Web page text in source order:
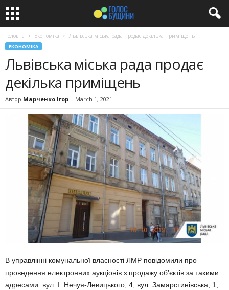
Головна Економіка Львівська міська рада продає декілька приміщень
ЕКОНОМІКА
Львівська міська рада продає
декілька приміщень
Автор Марченко Ігор - March 1, 2021
В управлінні комунальної власності ЛМР повідомили про
проведення електронних аукціонів з продажу об’єктів за такими
адресами: вул. І. Нечуя-Левицького, 4, вул. Замарстинівська, 1,